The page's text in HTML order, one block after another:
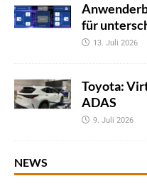
für
13. Juli 2026
Toyota:
ADAS
9. Juli 2026
NEWS